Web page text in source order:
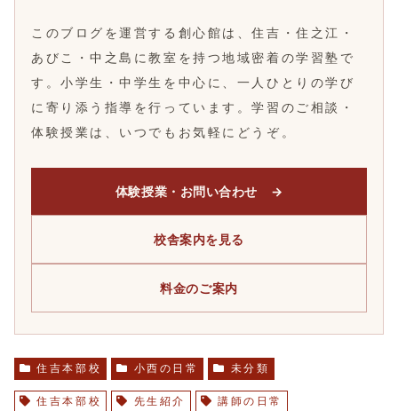
このブログを運営する創心館は、住吉・住之江・
あびこ・中之島に教室を持つ地域密着の学習塾で
す。小学生・中学生を中心に、一人ひとりの学び
に寄り添う指導を行っています。学習のご相談・
体験授業は、いつでもお気軽にどうぞ。
体験授業・お問い合わせ →
校舎案内を見る
料金のご案内
住吉本部校 小西の日常 未分類
住吉本部校 先生紹介 講師の日常